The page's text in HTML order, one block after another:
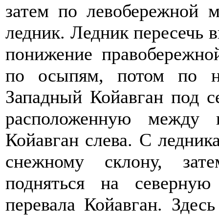
затем по левобережной
ледник. Ледник пересечь
понижение
по осыпям, потом по
Западный Койавган под
расположенную между
Койавган слева. С
снежному склону,
подняться на
перевала Койавган.